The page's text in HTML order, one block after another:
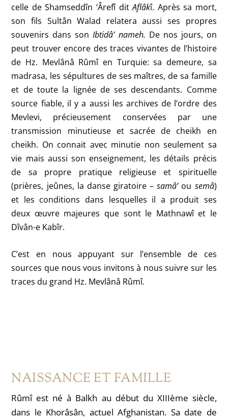
celle deShamseddîn ‘Ârefî dit Aflâkî. Après sa mort,
son fils Sultân Walad relatera aussi ses propres
souvenirs dans sonIbtidâ’ nameh. De nos jours, on
peut trouver encore des traces vivantes de l’histoire
de Hz. Mevlânâ Rûmî en Turquie: sa demeure, sa
madrasa, les sépultures de ses maîtres, de sa famille
et de toute la lignée de ses descendants. Comme
source fiable, il y a aussi les archives de l’ordre des
Mevlevi, précieusement conservées par une
transmission minutieuse et sacrée de cheikh en
cheikh. On connait avec minutie non seulement sa
vie mais aussi son enseignement, les détails précis
de sa propre pratique religieuse et spirituelle
(prières, jeûnes, la danse giratoire –samâ’ ou semâ)
et les conditions dans lesquelles il a produit ses
deux œuvre majeures que sont le Mathnawî et le
Dîvân-e Kabîr.
C’est en nous appuyant sur l’ensemble de ces
sources que nous vous invitons à nous suivre sur les
traces du grand Hz. Mevlânâ Rûmî.
NAISSANCE ET FAMILLE
Rûmî est né à Balkh au début du XIIIème siècle,
dans le Khorâsân, actuel Afghanistan. Sa date de